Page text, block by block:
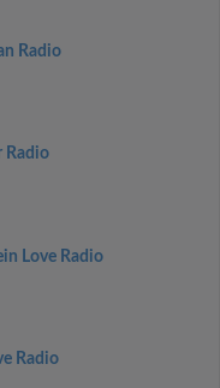
Radio
Radio
Love Radio
Radio